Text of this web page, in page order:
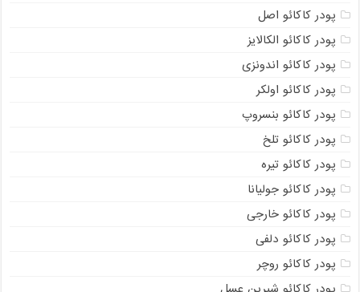
پودر کاکائو اصل
پودر کاکائو الکالایز
پودر کاکائو اندونزی
پودر کاکائو اولکر
پودر کاکائو بنسروپ
پودر کاکائو تلخ
پودر کاکائو تیره
پودر کاکائو جولیانا
پودر کاکائو خارجی
پودر کاکائو دلفی
پودر کاکائو روچر